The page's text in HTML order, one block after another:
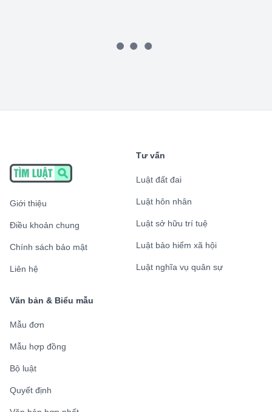
Giới thiệu
Điều khoản chung
Chính sách bảo mật
Liên hệ
Tư vấn
Luật đất đai
Luật hôn nhân
Luật sở hữu trí tuệ
Luật bảo hiểm xã hội
Luật nghĩa vụ quân sự
Văn bản & Biểu mẫu
Mẫu đơn
Mẫu hợp đồng
Bộ luật
Quyết định